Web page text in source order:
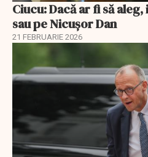
Ciucu: Dacă ar fi să aleg,
sau pe Nicușor Dan
21 FEBRUARIE 2026